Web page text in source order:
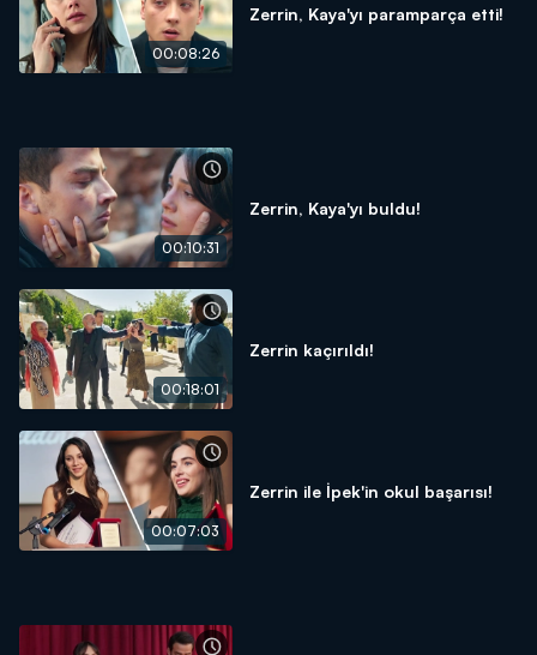
00:08:26
Zerrin, Kaya'yı paramparça etti!
00:10:31
Zerrin, Kaya'yı buldu!
00:18:01
Zerrin kaçırıldı!
00:07:03
Zerrin ile İpek'in okul başarısı!